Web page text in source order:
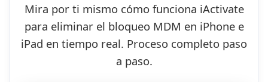
Mira por ti mismo cómo funciona iActivate
para eliminar el bloqueo MDM en iPhone e
iPad en tiempo real. Proceso completo paso
a paso.